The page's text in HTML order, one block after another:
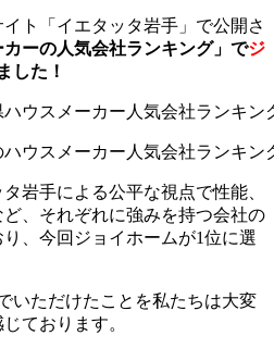
ト「イエタッタ岩手」で公開さ
カーの人気会社ランキング」でジ
した！
ウスメーカー人気会社ランキ
岩手による公平な視点で性能、
、それぞれに強みを持つ会社の
、今回ジョイホームが1位に選
いただけたことを私たちは大変
ております。